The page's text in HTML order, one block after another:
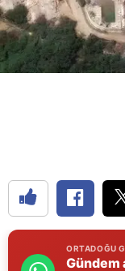
ORTADOĞU
Gündem